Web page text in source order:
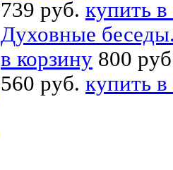
739 руб. купить
Духовные
в корзину 800
560 руб. купить